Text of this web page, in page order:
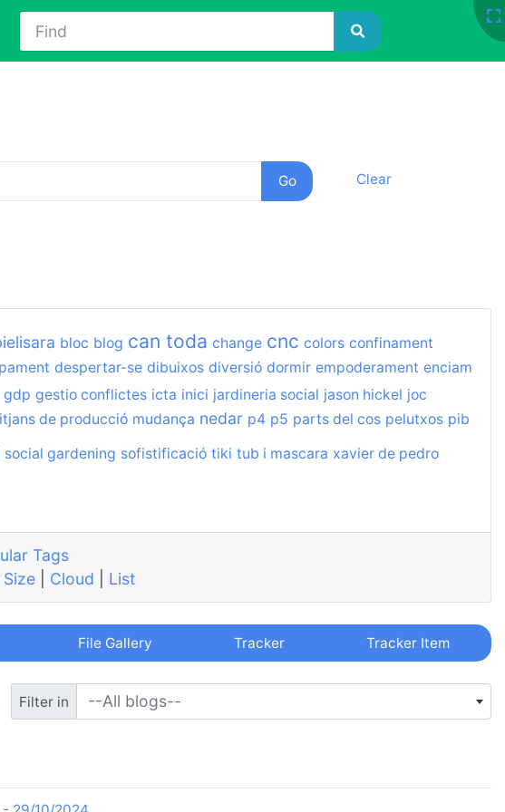
Clear
bloc blog can toda change cnc colors confinament
despertar-se dibuixos diversió dormir empoderament enciam
gdp gestio conflictes icta inici jardineria social jason hickel joc
de producció mudança nedar p4 p5 parts del cos pelutxos pib
social gardening sofistificació tiki tub i mascara xavier de pedro
Tags
Size| Cloud List
File Gallery Tracker Tracker Item
Filter in --All blogs--
Find